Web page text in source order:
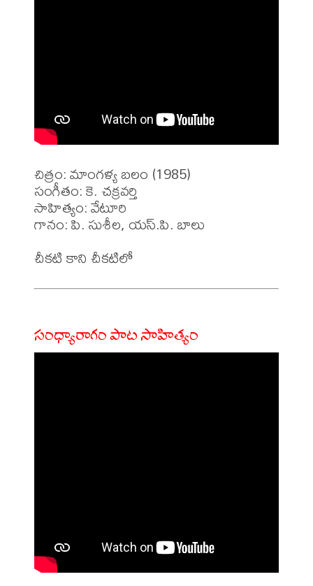
చిత్రం: మాంగళ్య బలం (1985)
సంగీతం: కె. చక్రవర్తి
సాహిత్యం: వేటూరి
గానం: పి. సుశీల, యస్.పి. బాలు
సంధ్యారాగం పాట సాహిత్యం